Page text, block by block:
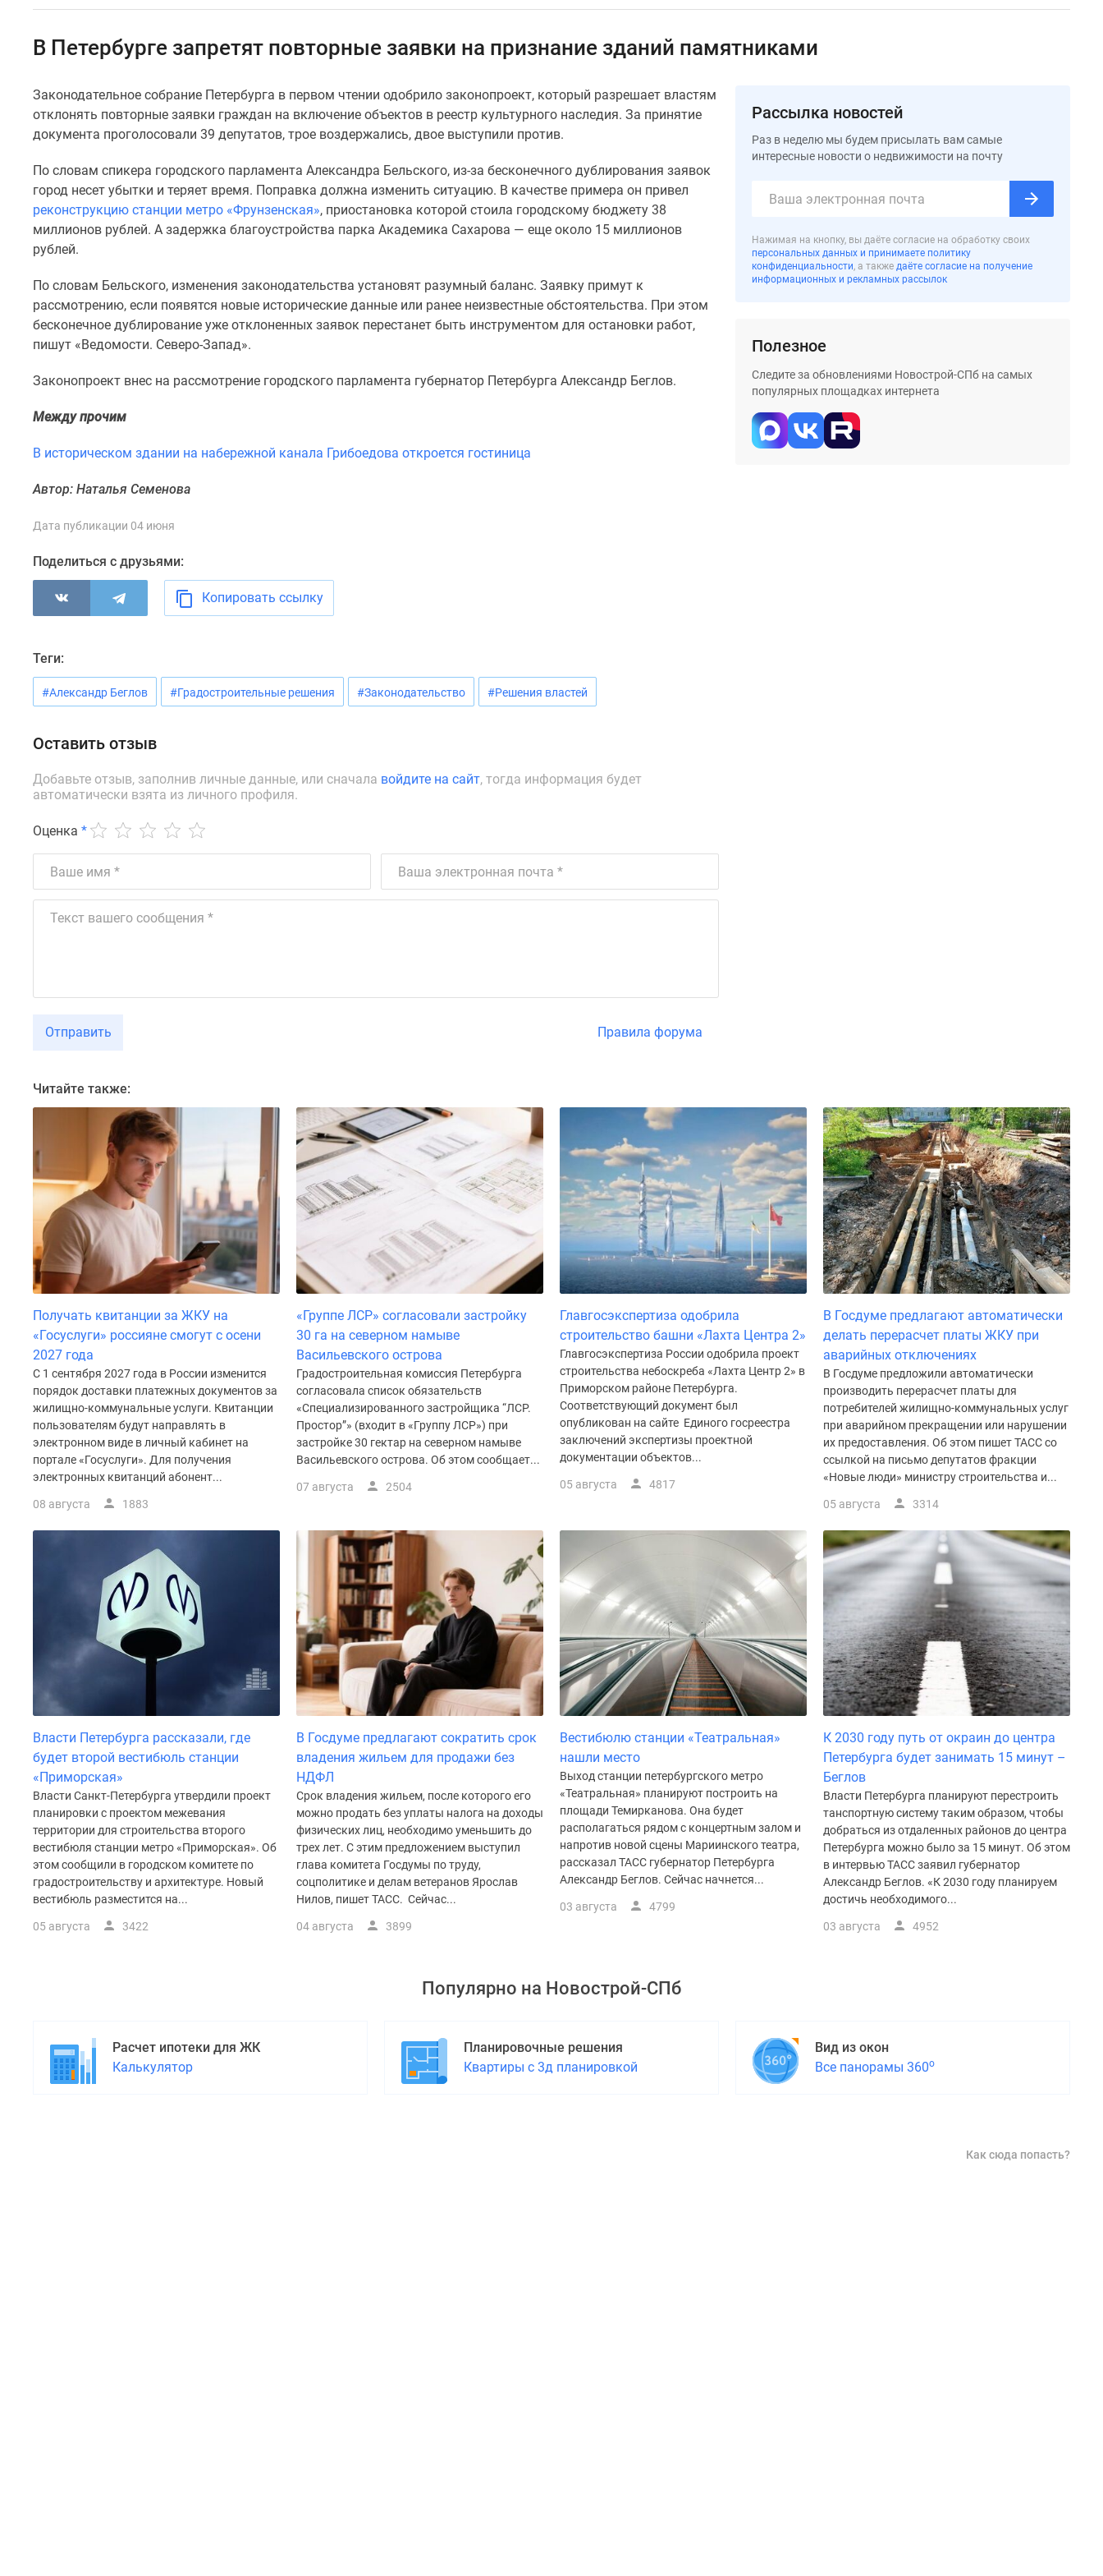
авторы
Машино-
Специальные
Апартаменты
Новостройки
комнатные
Готовые
новостройки
комнатные
ипотека
Покупателю
Санкт-
Видеообзор
Семейная
Аналитика
Панорамы
Субсидированная
эксперта
Ипотечный
Новости
недвижимости
области
Квартиры
класса
Петербурге
поселки
Ленинградской
Готовые
коттеджные
поселки
Строящиеся
коттеджные
поселки
Коттеджные
поселки
Коттеджные
поселки
Коттеджные
поселки
В Петербурге запретят повторные заявки на признание зданий памятниками
Законодательное собрание Петербурга в первом чтении одобрило законопроект, который разрешает властям
отклонять повторные заявки граждан на включение объектов в реестр культурного наследия. За принятие
документа проголосовали 39 депутатов, трое воздержались, двое выступили против.
По словам спикера городского парламента Александра Бельского, из-за бесконечного дублирования заявок
город несет убытки и теряет время. Поправка должна изменить ситуацию. В качестве примера он привел
реконструкцию станции метро «Фрунзенская», приостановка которой стоила городскому бюджету 38
миллионов рублей. А задержка благоустройства парка Академика Сахарова — еще около 15 миллионов
рублей.
По словам Бельского, изменения законодательства установят разумный баланс. Заявку примут к
рассмотрению, если появятся новые исторические данные или ранее неизвестные обстоятельства. При этом
бесконечное дублирование уже отклоненных заявок перестанет быть инструментом для остановки работ,
пишут «Ведомости. Северо-Запад».
Законопроект внес на рассмотрение городского парламента губернатор Петербурга Александр Беглов.
Между прочим
В историческом здании на набережной канала Грибоедова откроется гостиница
Автор: Наталья Семенова
Дата публикации 04 июня
Поделиться с друзьями:
Копировать ссылку
Теги:
#Александр Беглов #Градостроительные решения #Законодательство #Решения властей
Оставить отзыв
Добавьте отзыв, заполнив личные данные, или сначала войдите на сайт, тогда информация будет
автоматически взята из личного профиля.
Оценка *
Отправить Правила форума
Рассылка новостей
Раз в неделю мы будем присылать вам самые
интересные новости о недвижимости на почту
Нажимая на кнопку, вы даёте согласие на обработку своих
персональных данных и принимаете политику
конфиденциальности, а также даёте согласие на получение
информационных и рекламных рассылок
Полезное
Следите за обновлениями Новострой-СПб на самых
популярных площадках интернета
Читайте также:
Получать квитанции за ЖКУ на
«Госуслуги» россияне смогут с осени
2027 года
С 1 сентября 2027 года в России изменится
порядок доставки платежных документов за
жилищно-коммунальные услуги. Квитанции
пользователям будут направлять в
электронном виде в личный кабинет на
портале «Госуслуги». Для получения
электронных квитанций абонент...
08 августа 1883
«Группе ЛСР» согласовали застройку
30 га на северном намыве
Васильевского острова
Градостроительная комиссия Петербурга
согласовала список обязательств
«Специализированного застройщика “ЛСР.
Простор”» (входит в «Группу ЛСР») при
застройке 30 гектар на северном намыве
Васильевского острова. Об этом сообщает...
07 августа 2504
Главгосэкспертиза одобрила
строительство башни «Лахта Центра 2»
Главгосэкспертиза России одобрила проект
строительства небоскреба «Лахта Центр 2» в
Приморском районе Петербурга.
Соответствующий документ был
опубликован на сайте Единого госреестра
заключений экспертизы проектной
документации объектов...
05 августа 4817
В Госдуме предлагают автоматически
делать перерасчет платы ЖКУ при
аварийных отключениях
В Госдуме предложили автоматически
производить перерасчет платы для
потребителей жилищно-коммунальных услуг
при аварийном прекращении или нарушении
их предоставления. Об этом пишет ТАСС со
ссылкой на письмо депутатов фракции
«Новые люди» министру строительства и...
05 августа 3314
Власти Петербурга рассказали, где
будет второй вестибюль станции
«Приморская»
Власти Санкт-Петербурга утвердили проект
планировки с проектом межевания
территории для строительства второго
вестибюля станции метро «Приморская». Об
этом сообщили в городском комитете по
градостроительству и архитектуре. Новый
вестибюль разместится на...
05 августа 3422
В Госдуме предлагают сократить срок
владения жильем для продажи без
НДФЛ
Срок владения жильем, после которого его
можно продать без уплаты налога на доходы
физических лиц, необходимо уменьшить до
трех лет. С этим предложением выступил
глава комитета Госдумы по труду,
соцполитике и делам ветеранов Ярослав
Нилов, пишет ТАСС. Сейчас...
04 августа 3899
Вестибюлю станции «Театральная»
нашли место
Выход станции петербургского метро
«Театральная» планируют построить на
площади Темирканова. Она будет
располагаться рядом с концертным залом и
напротив новой сцены Мариинского театра,
рассказал ТАСС губернатор Петербурга
Александр Беглов. Сейчас начнется...
03 августа 4799
К 2030 году путь от окраин до центра
Петербурга будет занимать 15 минут –
Беглов
Власти Петербурга планируют перестроить
танспортную систему таким образом, чтобы
добраться из отдаленных районов до центра
Петербурга можно было за 15 минут. Об этом
в интервью ТАСС заявил губернатор
Александр Беглов. «К 2030 году планируем
достичь необходимого...
03 августа 4952
Популярно на Новострой-СПб
Расчет ипотеки для ЖК
Калькулятор
Планировочные решения
Квартиры с 3д планировкой
Вид из окон
Все панорамы 360о
Как сюда попасть?